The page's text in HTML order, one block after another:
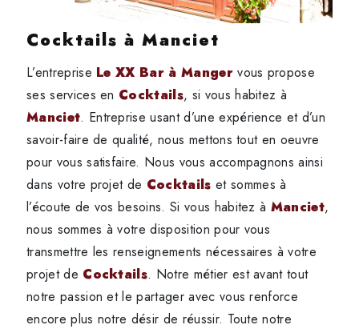
Cocktails à Manciet
L’entreprise Le XX Bar à Mangervous propose
ses services en Cocktails, si vous habitez à
Manciet. Entreprise usant d’une expérience et d’un
savoir-faire de qualité, nous mettons tout en oeuvre
pour vous satisfaire. Nous vous accompagnons ainsi
dans votre projet de Cocktails et sommes à
l’écoute de vos besoins. Si vous habitez à Manciet,
nous sommes à votre disposition pour vous
transmettre les renseignements nécessaires à votre
projet de Cocktails. Notre métier est avant tout
notre passion et le partager avec vous renforce
encore plus notre désir de réussir. Toute notre